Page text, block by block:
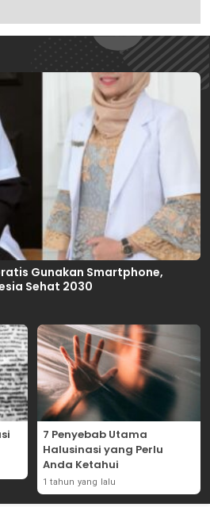
Gunakan Smartphone,
Sehat 2030
7 Penyebab Utama
Halusinasi yang Perlu
Anda Ketahui
1 tahun yang lalu